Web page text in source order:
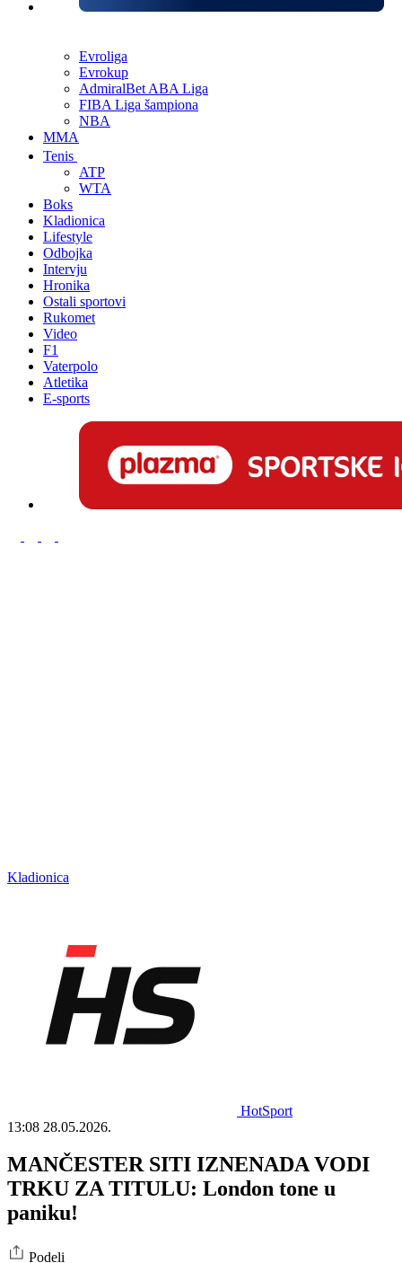
Evroliga
Evrokup
AdmiralBet ABA Liga
FIBA Liga šampiona
NBA
MMA
Tenis
ATP
WTA
Boks
Kladionica
Lifestyle
Odbojka
Intervju
Hronika
Ostali sportovi
Rukomet
Video
F1
Vaterpolo
Atletika
E-sports
Kladionica
HotSport
13:08 28.05.2026.
MANČESTER SITI IZNENADA VODI
TRKU ZA TITULU: London tone u
paniku!
Podeli